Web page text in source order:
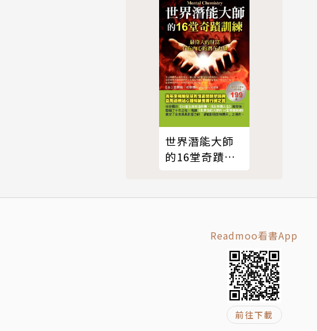
世界潛能大師
的16堂奇蹟訓
Readmoo看書App
前往下載